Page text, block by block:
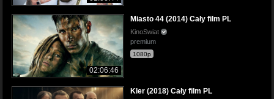
02:06:46
Miasto 44 (2014) Cały film PL
KinoSwiat
premium
1080p
Kler (2018) Cały film PL